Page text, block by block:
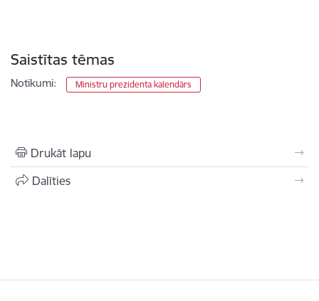
Saistītas tēmas
Notikumi: Ministru prezidenta kalendārs
Drukāt lapu
Dalīties